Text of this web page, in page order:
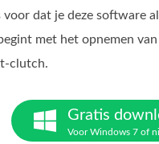
voor dat je deze software
met het opnemen van
Gratis
Voor Windows 7 of